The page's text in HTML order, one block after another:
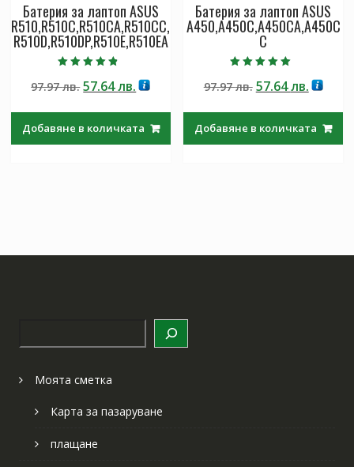
Батерия за лаптоп ASUS
R510,R510C,R510CA,R510CC,
R510D,R510DP,R510E,R510EA
4.50
от 5
97.97лв.Original
97.97 лв..
57.64лв.Текущата
57.64 лв..
Добавяне в количката
Батерия за лаптоп ASUS
A450,A450C,A450CA,A450C
C
5.00
от 5
97.97лв. Original
97.97 лв..
57.64лв.
57.64
Добавяне в количката
Моята сметка
Карта за пазаруване
плащане